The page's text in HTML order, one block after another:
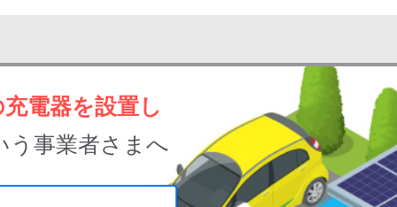
電器を設置し
う事業者さまへ